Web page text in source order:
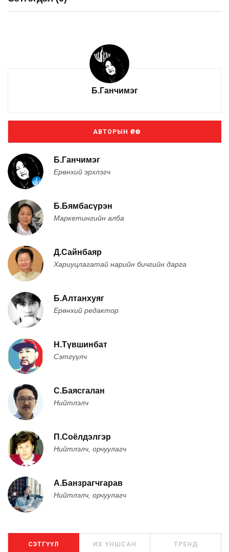
Б.Ганчимэг
АВТОРЫН ӨРӨӨ
Б.Ганчимэг
Ерөнхий эрхлэгч
Б.Бямбасүрэн
Маркетингийн алба
Д.Сайнбаяр
Хариуцлагатай нарийн бичгийн дарга
Б.Алтанхуяг
Ерөнхий редактор
Н.Түвшинбат
Сэтгүүлч
С.Баясгалан
Нийтлэлч
П.Соёлдэлгэр
Нийтлэлч, орчуулагч
А.Банзрагчгарав
Нийтлэлч, орчуулагч
СЭТГҮҮЛ ИХ УНШСАН ТРЕНД